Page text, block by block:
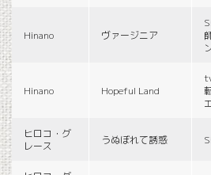
Hinano ヴァージニア
Hinano Hopeful Land
ヒロコ・グ
レース
うぬぼれて誘惑